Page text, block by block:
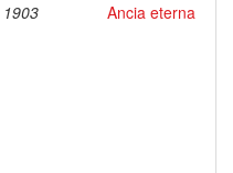
1903 Ancia eterna